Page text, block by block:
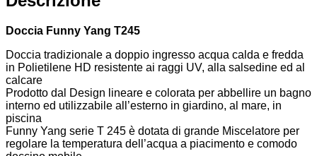
Doccia Funny Yang T245
Doccia tradizionale a doppio ingresso acqua calda e fredda
in Polietilene HD resistente ai raggi UV, alla salsedine ed al
calcare
Prodotto dal Design lineare e colorata per abbellire un bagno
interno ed utilizzabile all’esterno in giardino, al mare, in
piscina
Funny Yang serie T 245 è dotata di grande Miscelatore per
regolare la temperatura dell’acqua a piacimento e comodo